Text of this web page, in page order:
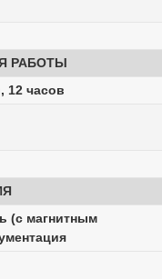
РАБОТЫ
12 часов
(с магнитным